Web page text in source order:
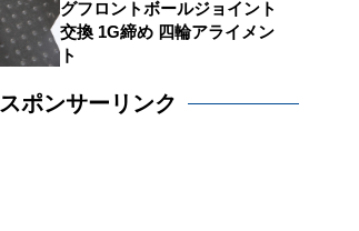
グフロントボールジョイント
交換 1G締め 四輪アライメン
ト
スポンサーリンク